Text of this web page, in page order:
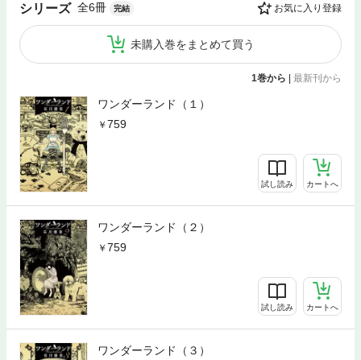
シリーズ 全6冊 完結 お気に入り登録
未購入巻をまとめて買う
1巻から | 最新刊から
ワンダーランド（１）
759
試し読み カートへ
ワンダーランド（２）
759
試し読み カートへ
ワンダーランド（３）